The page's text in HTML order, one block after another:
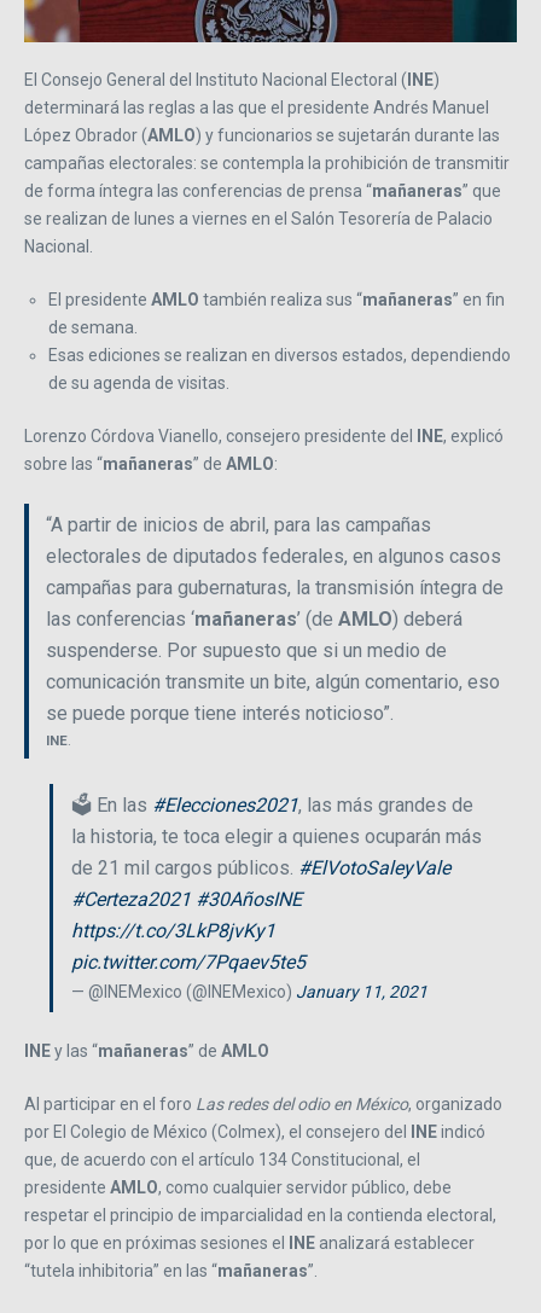
El Consejo General del Instituto Nacional Electoral ( INE)
determinará las reglas a las que el presidente Andrés Manuel
López Obrador (AMLO) y funcionarios se sujetarán durante las
campañas electorales: se contempla la prohibición de transmitir
de forma íntegra las conferencias de prensa “mañaneras” que
se realizan de lunes a viernes en el Salón Tesorería de Palacio
Nacional.
El presidente AMLO también realiza sus “mañaneras” en fin
de semana.
Esas ediciones se realizan en diversos estados, dependiendo
de su agenda de visitas.
Lorenzo Córdova Vianello, consejero presidente del INE, explicó
sobre las “mañaneras” de AMLO:
“A partir de inicios de abril, para las campañas
electorales de diputados federales, en algunos casos
campañas para gubernaturas, la transmisión íntegra de
las conferencias ‘mañaneras’ (de AMLO) deberá
suspenderse. Por supuesto que si un medio de
comunicación transmite un bite, algún comentario, eso
se puede porque tiene interés noticioso”.
INE.
🗳️ En las #Elecciones2021, las más grandes de
la historia, te toca elegir a quienes ocuparán más
de 21 mil cargos públicos. #ElVotoSaleyVale
#Certeza2021 #30AñosINE
https://t.co/3LkP8jvKy1
pic.twitter.com/7Pqaev5te5
— @INEMexico (@INEMexico) January 11, 2021
INEy las “mañaneras” de AMLO
Al participar en el foro Las redes del odio en México, organizado
por El Colegio de México (Colmex), el consejero del
INEindicó
que, de acuerdo con el artículo 134 Constitucional, el
presidente AMLO, como cualquier servidor público, debe
respetar el principio de imparcialidad en la contienda electoral,
por lo que en próximas sesiones el
INE analizará establecer
“tutela inhibitoria” en las “mañaneras”.